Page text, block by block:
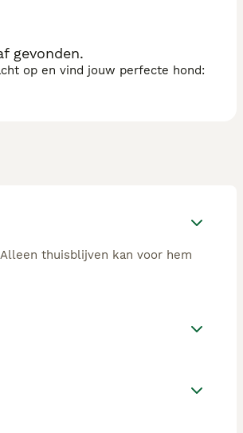
gevonden.
op en vind jouw perfecte hond:
thuisblijven kan voor hem